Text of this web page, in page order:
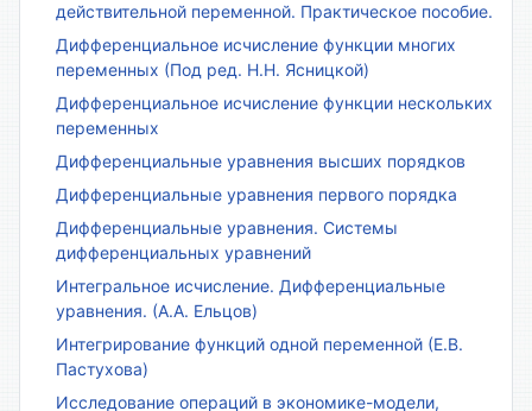
действительной переменной. Практическое пособие.
Дифференциальное исчисление функции многих
переменных (Под ред. Н.Н. Ясницкой)
Дифференциальное исчисление функции нескольких
переменных
Дифференциальные уравнения высших порядков
Дифференциальные уравнения первого порядка
Дифференциальные уравнения. Системы
дифференциальных уравнений
Интегральное исчисление. Дифференциальные
уравнения. (А.А. Ельцов)
Интегрирование функций одной переменной (Е.В.
Пастухова)
Исследование операций в экономике-модели,